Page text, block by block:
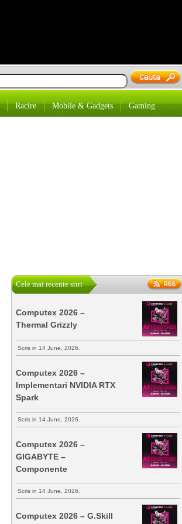
Racire Mobile & Gadgets Gaming
Cele mai recente stiri
Computex 2026 –
Thermal Grizzly
Scris in 14 June, 2026.
Computex 2026 –
Implementari NVIDIA RTX
Spark
Scris in 14 June, 2026.
Computex 2026 –
GIGABYTE –
Componente
Scris in 14 June, 2026.
Computex 2026 – G.Skill